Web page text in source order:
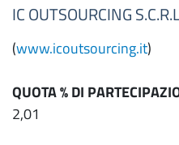
IC OUTSOURCING
(www.icoutsourcing.it)
QUOTA % DI
2,01